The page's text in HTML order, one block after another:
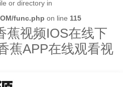
or directory in
func.php on line 115
蕉视频IOS在线下
蕉APP在线观看视